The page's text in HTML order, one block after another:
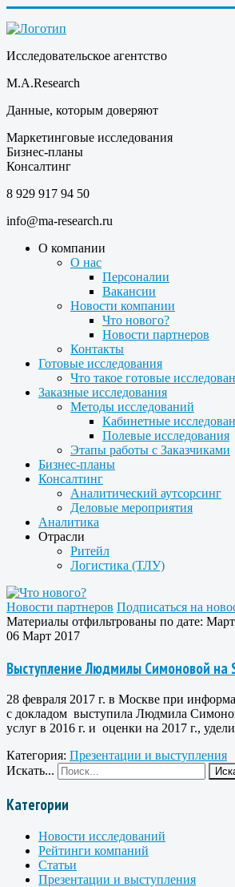
Исследовательское агентство
M.A.Research
Данные, которым доверяют
Маркетинговые исследования
Бизнес-планы
Консалтинг
8 929 917 94 50
info@ma-research.ru
О компании
О нас
Персоналии
Вакансии
Новости компании
Что нового?
Новости партнеров
Контакты
Готовые исследования
Что такое готовые
Заказные исследования
Методы исследований
Кабинетные
Полевые исследования
Этапы работы с Заказчиками
Бизнес-планы
Консалтинг
Аналитический аутсорсинг
Деловые мероприятия
Аналитика
Отрасли
Ритейл
Логистика (ТЛУ)
Новости партнеров Подписаться на
Материалы отфильтрованы по дате: Март
06 Март 2017
Выступление Людмилы Симоновой на
28 февраля 2017 г. в Москве при
с докладом выступила Людмила
услуг в 2016 г. и оценки на 2017 г.,
Категория: Презентации и выступления
Искать...
Категории
Новости исследований
Рейтинги компаний
Статьи
Презентации и выступления